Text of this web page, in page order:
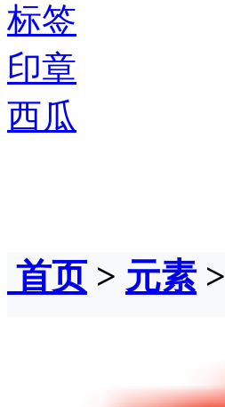
标签
印章
西瓜
首页> 元素 >